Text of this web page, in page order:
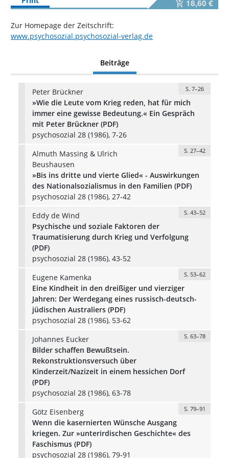
18,60 €
Zur Homepage der Zeitschrift:
www.psychosozial.psychosozial-verlag.de
Beiträge
Peter Brückner S. 7–26
»Wie die Leute vom Krieg reden, hat für mich
immer eine gewisse Bedeutung.« Ein Gespräch
mit Peter Brückner (PDF)
psychosozial 28 (1986), 7-26
Almuth Massing & Ulrich
Beushausen
S. 27–42
»Bis ins dritte und vierte Glied« - Auswirkungen
des Nationalsozialismus in den Familien (PDF)
psychosozial 28 (1986), 27-42
Eddy de Wind
S. 43–52
Psychische und soziale Faktoren der
Traumatisierung durch Krieg und Verfolgung
(PDF)
psychosozial 28 (1986), 43-52
Eugene Kamenka
S. 53–62
Eine Kindheit in den dreißiger und vierziger
Jahren: Der Werdegang eines russisch-deutsch-
jüdischen Australiers (PDF)
psychosozial 28 (1986), 53-62
Johannes Eucker
S. 63–78
Bilder schaffen Bewußtsein.
Rekonstruktionsversuch über
Kinderzeit/Nazizeit in einem hessichen Dorf
(PDF)
psychosozial 28 (1986), 63-78
Götz Eisenberg
S. 79–91
Wenn die kasernierten Wünsche Ausgang
kriegen. Zur »unterirdischen Geschichte« des
Faschismus (PDF)
psychosozial 28 (1986), 79-91